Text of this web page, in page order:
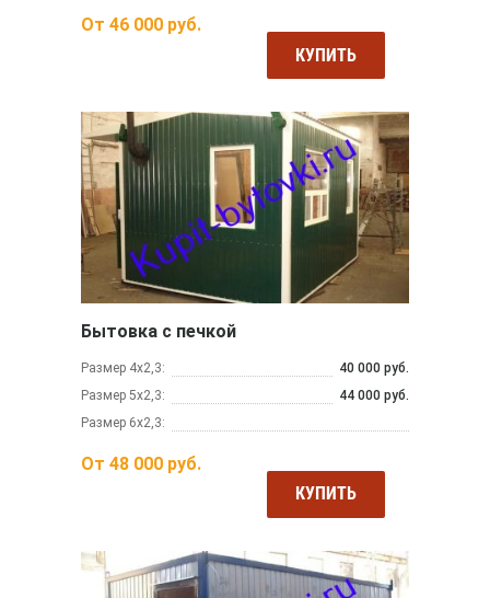
От 46 000 руб.
КУПИТЬ
Бытовка с печкой
Размер 4х2,3:
40 000 руб.
Размер 5х2,3:
44 000 руб.
Размер 6х2,3:
От 48 000 руб.
КУПИТЬ